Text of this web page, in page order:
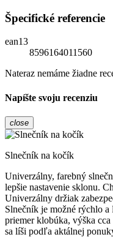
Špecifické referencie
ean13
8596164011560
Nateraz nemáme žiadne
Napíšte svoju recenziu
close
Slnečník na kočík
Univerzálny, farebný
lepšie nastavenie sklonu.
Univerzálny držiak
Slnečník je možné rýchlo
priemer klobúka, výška
sa líši podľa aktálnej